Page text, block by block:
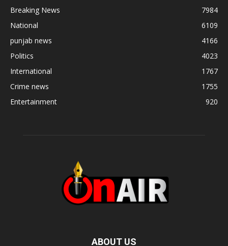
Breaking News
7984
National
6109
punjab news
4166
Politics
4023
International
1767
Crime news
1755
Entertainment
920
ABOUT US